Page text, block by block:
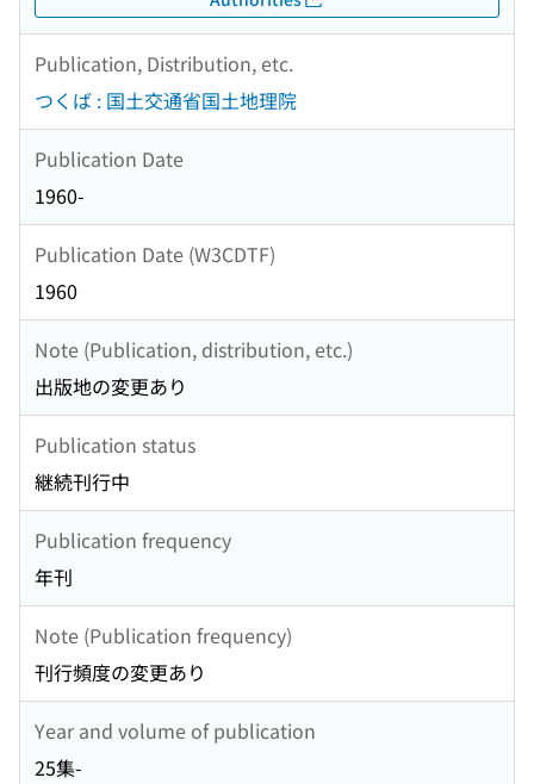
Publication, Distribution, etc.
つくば : 国土交通省国土地理院
Publication Date
1960-
Publication Date (W3CDTF)
1960
Note (Publication, distribution, etc.)
出版地の変更あり
Publication status
継続刊行中
Publication frequency
年刊
Note (Publication frequency)
刊行頻度の変更あり
Year and volume of publication
25集-